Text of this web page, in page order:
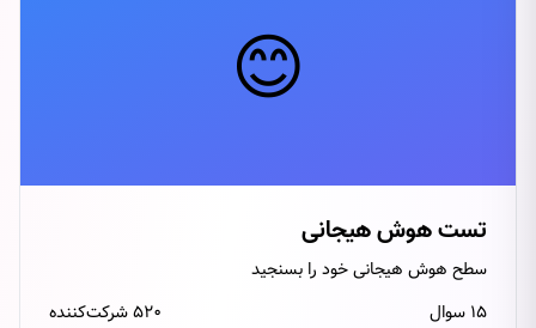
😊
تست هوش هیجانی
سطح هوش هیجانی خود را بسنجید
۱۵ سوال
۵۲۰ شرکت‌کننده